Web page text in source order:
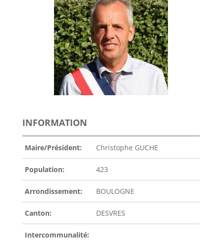
INFORMATION
Maire/Président: Christophe GUCHE
Population: 423
Arrondissement: BOULOGNE
Canton: DESVRES
Intercommunalité: